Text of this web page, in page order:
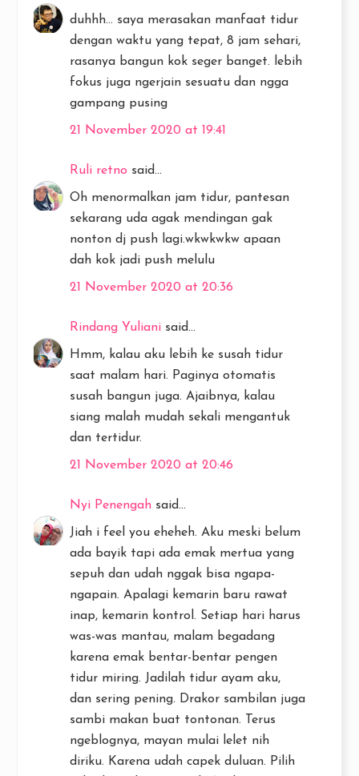
duhhh... saya merasakan manfaat tidur
dengan waktu yang tepat, 8 jam sehari,
rasanya bangun kok seger banget. lebih
fokus juga ngerjain sesuatu dan ngga
gampang pusing
21 November 2020 at 19:41
Ruli retno said...
Oh menormalkan jam tidur, pantesan
sekarang uda agak mendingan gak
nonton dj push lagi.wkwkwkw apaan
dah kok jadi push melulu
21 November 2020 at 20:36
Rindang Yuliani said...
Hmm, kalau aku lebih ke susah tidur
saat malam hari. Paginya otomatis
susah bangun juga. Ajaibnya, kalau
siang malah mudah sekali mengantuk
dan tertidur.
21 November 2020 at 20:46
Nyi Penengah said...
Jiah i feel you eheheh. Aku meski belum
ada bayik tapi ada emak mertua yang
sepuh dan udah nggak bisa ngapa-
ngapain. Apalagi kemarin baru rawat
inap, kemarin kontrol. Setiap hari harus
was-was mantau, malam begadang
karena emak bentar-bentar pengen
tidur miring. Jadilah tidur ayam aku,
dan sering pening. Drakor sambilan juga
sambi makan buat tontonan. Terus
ngeblognya, mayan mulai lelet nih
diriku. Karena udah capek duluan. Pilih